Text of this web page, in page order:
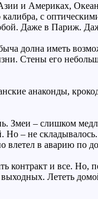
и Америках,
с
Даже в Париж.
долна иметь
Стены его
анаконды,
Змеи – слишком
– не
в аварию по
контракт и все.
Лететь